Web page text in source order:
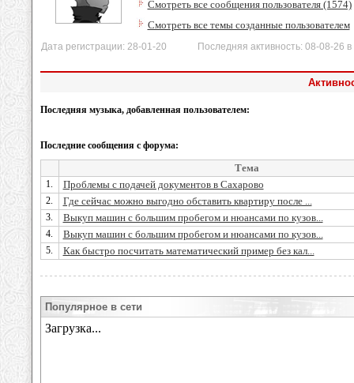
Смотреть все сообщения пользователя (1574)
Смотреть все темы созданные пользователем
Дата регистрации: 28-01-20 Последняя активность: 08-08-26 в
Последняя музыка, добавленная пользователем:
Последние сообщения с форума:
Тема
1. Проблемы с подачей документов в Сахарово
2. Где сейчас можно выгодно обставить квартиру после ...
3. Выкуп машин с большим пробегом и нюансами по кузов...
4. Выкуп машин с большим пробегом и нюансами по кузов...
5. Как быстро посчитать математический пример без кал...
Популярное в сети